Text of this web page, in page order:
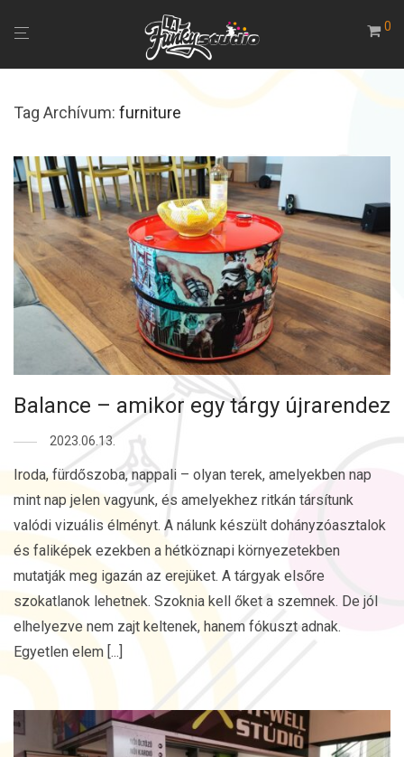
0
Tag Archívum: furniture
Balance – amikor egy tárgy újrarendez
2023.06.13.
Iroda, fürdőszoba, nappali – olyan terek, amelyekben nap
mint nap jelen vagyunk, és amelyekhez ritkán társítunk
valódi vizuális élményt. A nálunk készült dohányzóasztalok
és faliképek ezekben a hétköznapi környezetekben
mutatják meg igazán az erejüket. A tárgyak elsőre
szokatlanok lehetnek. Szoknia kell őket a szemnek. De jól
elhelyezve nem zajt keltenek, hanem fókuszt adnak.
Egyetlen elem [...]